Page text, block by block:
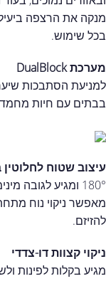
מנקה את הרצפה
בכל שימוש.
מערכת DualBlock
למניעת הסתבכות
בבתים עם חיות
עיצוב שטוח לחלוטין
180° ומגיע לגובה מינימלי של 9.4 ס"מ בלבד.
מאפשר ניקוי נוח
להזיזם.
ניקוי קצוות דו-צדדי
מגיע בקלות לפינות